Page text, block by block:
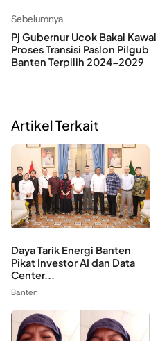
Sebelumnya
Pj Gubernur Ucok Bakal Kawal
Proses Transisi Paslon Pilgub
Banten Terpilih 2024-2029
Artikel Terkait
Daya Tarik Energi Banten
Pikat Investor AI dan Data
Center...
Banten